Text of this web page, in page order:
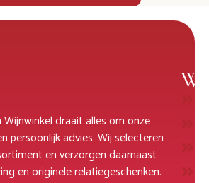
Wijnwinkel draait alles om onze
persoonlijk advies. Wij selecteren
en verzorgen daarnaast
en originele relatiegeschenken.